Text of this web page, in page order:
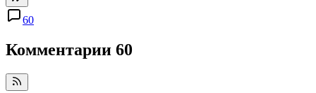
60
Комментарии 60